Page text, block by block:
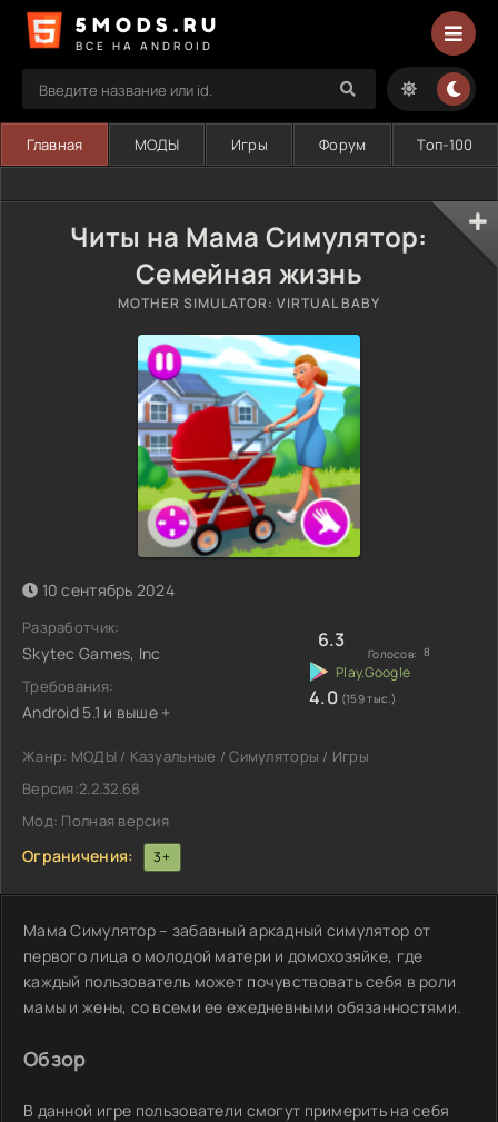
5MODS.RU
ВСЕ НА ANDROID
Главная МОДЫ Игры Форум Топ-100
Читы на Мама Симулятор:
Семейная жизнь
MOTHER SIMULATOR: VIRTUAL BABY
10 сентябрь 2024
Разработчик:
Skytec Games, Inc
Требования:
Android 5.1 и выше +
6.3
Голосов: 8
4.0 (159 тыс.)
Жанр: МОДЫ / Казуальные / Симуляторы / Игры
Версия:2.2.32.68
Мод: Полная версия
Ограничения: 3+
Мама Симулятор – забавный аркадный симулятор от
первого лица о молодой матери и домохозяйке, где
каждый пользователь может почувствовать себя в роли
мамы и жены, со всеми ее ежедневными обязанностями.
Обзор
В данной игре пользователи смогут примерить на себя